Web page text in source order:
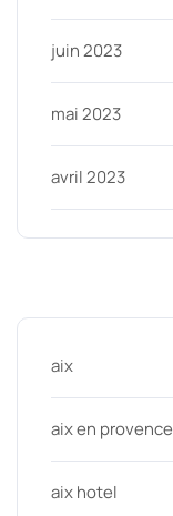
juin 2023
mai 2023
avril 2023
aix
aix en provence
aix hotel